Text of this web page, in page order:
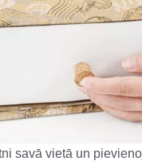
savā vietā un